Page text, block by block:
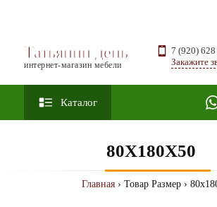
Татьянин день
интернет-магазин мебели
7 (920)
Закажите
Каталог
80X180X50
Главная› Товар Размер ›